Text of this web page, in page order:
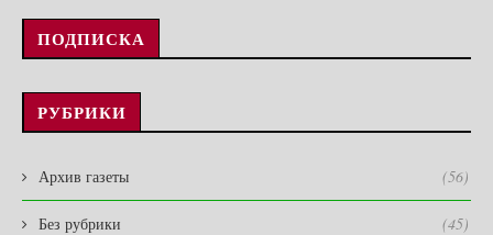
ПОДПИСКА
РУБРИКИ
Архив газеты (56)
Без рубрики (45)